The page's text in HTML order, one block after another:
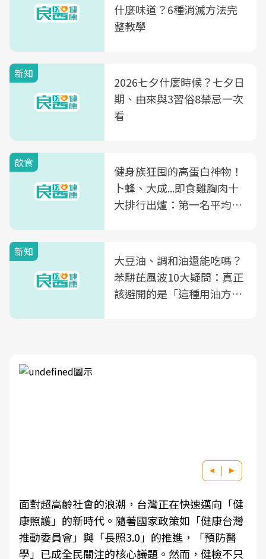
什麼味道？6種消滅方法完
整教學
新知
2026七夕什麼時候？七夕日
期、由來與3習俗8禁忌一次
看
飲食
健身族狂囤的高蛋白神物！
卜蜂、大成...即食雞胸肉十
大排行出爐：第一名平均一
新知
大豆油、調和油還能吃嗎？
苯駢芘風波10大疑問：真正
該避開的是「這種用油方
面對超高齡社會的浪潮，台灣正在快速邁向「健
康照護」的新時代。隨著國家政策如「健康台灣
推動委員會」與「長照3.0」的推進，「預防醫
學」已成全民關注的核心議題。然而，健檢不只